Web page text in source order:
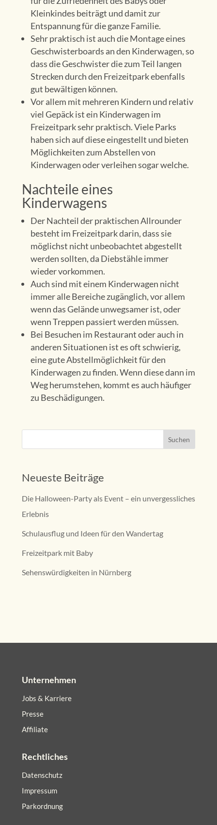
Kleinkindes beiträgt und damit zur
Entspannung für die ganze Familie.
Sehr praktisch ist auch die Montage eines
Geschwisterboards an den Kinderwagen, so
dass die Geschwister die zum Teil langen
Strecken durch den Freizeitpark ebenfalls
gut bewältigen können.
Vor allem mit mehreren Kindern und relativ
viel Gepäck ist ein Kinderwagen im
Freizeitpark sehr praktisch. Viele Parks
haben sich auf diese eingestellt und bieten
Möglichkeiten zum Abstellen von
Kinderwagen oder verleihen sogar welche.
Nachteile eines
Kinderwagens
Der Nachteil der praktischen Allrounder
besteht im Freizeitpark darin, dass sie
möglichst nicht unbeobachtet abgestellt
werden sollten, da Diebstähle immer
wieder vorkommen.
Auch sind mit einem Kinderwagen nicht
immer alle Bereiche zugänglich, vor allem
wenn das Gelände unwegsamer ist, oder
wenn Treppen passiert werden müssen.
Bei Besuchen im Restaurant oder auch in
anderen Situationen ist es oft schwierig,
eine gute Abstellmöglichkeit für den
Kinderwagen zu finden. Wenn diese dann im
Weg herumstehen, kommt es auch häufiger
zu Beschädigungen.
Neueste Beiträge
Die Halloween-Party als Event – ein unvergessliches
Erlebnis
Schulausflug und Ideen für den Wandertag
Freizeitpark mit Baby
Sehenswürdigkeiten in Nürnberg
Unternehmen
Jobs & Karriere
Presse
Affiliate
Rechtliches
Datenschutz
Impressum
Parkordnung